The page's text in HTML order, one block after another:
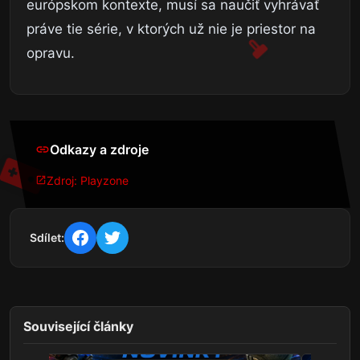
európskom kontexte, musí sa naučiť vyhrávať
práve tie série, v ktorých už nie je priestor na
opravu.
Odkazy a zdroje
Zdroj: Playzone
Sdílet:
Související články